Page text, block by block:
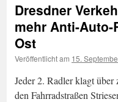
Dresdner
mehr Anti-Auto-
Ost
Veröffentlicht am 15.
Jeder 2. Radler klagt
den Fahrradstraßen